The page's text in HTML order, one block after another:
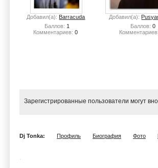
Добавил(а): Barracuda
Баллов: 1
Комментариев: 0
Добавил(а):
Баллов: 0
Комментариев:
Зарегистрированные пользователи могут
Dj Tonka: Профиль Биография Фото